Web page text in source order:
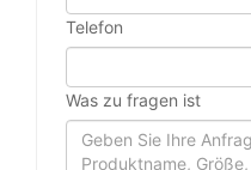
Telefon
Was zu fragen ist